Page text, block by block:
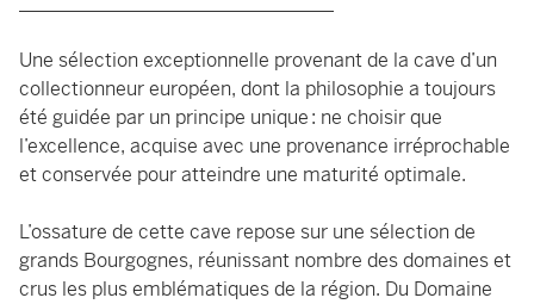
Une sélection exceptionnelle provenant de la cave d’un
collectionneur européen, dont la philosophie a toujours
été guidée par un principe unique : ne choisir que
l’excellence, acquise avec une provenance irréprochable
et conservée pour atteindre une maturité optimale.
L’ossature de cette cave repose sur une sélection de
grands Bourgognes, réunissant nombre des domaines et
crus les plus emblématiques de la région. Du Domaine